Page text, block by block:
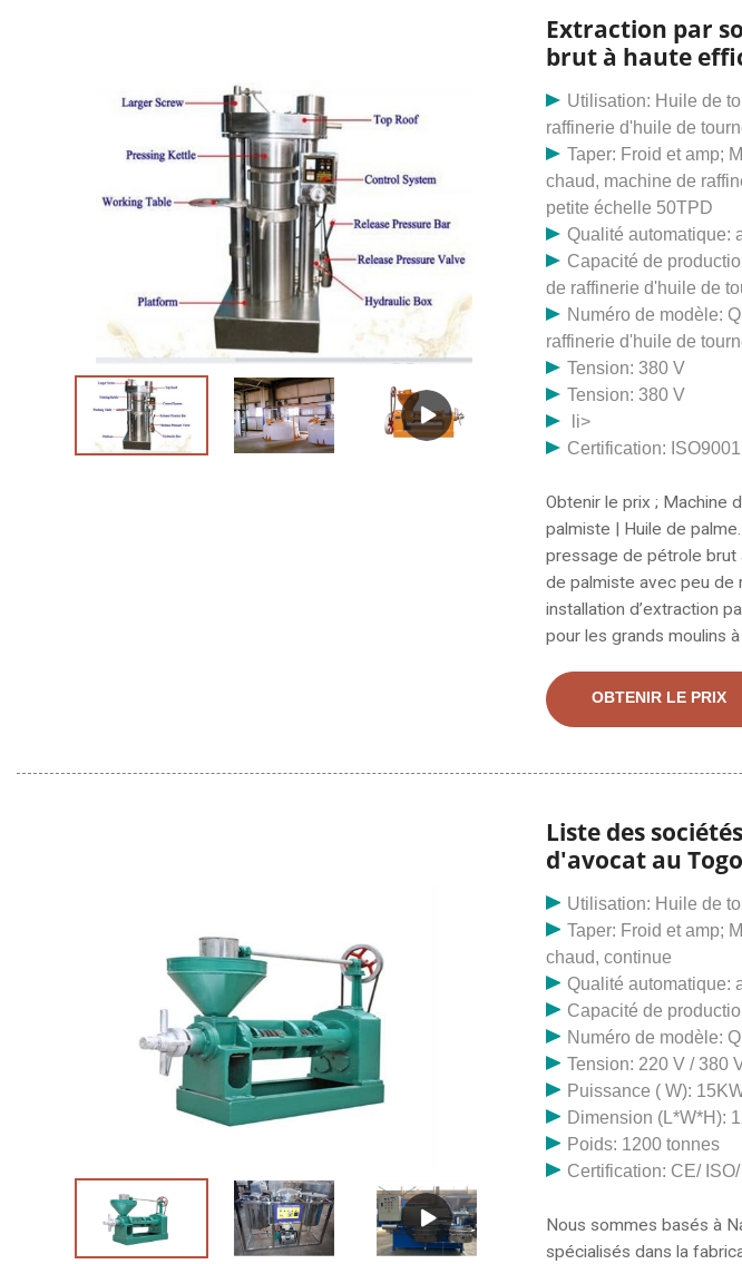
Extraction par
brut à haute
Utilisation: Huile de
raffinerie d'huile de
Taper: Froid et amp;
chaud, machine de
petite échelle 50TPD
Qualité automatique:
Capacité de
de raffinerie d'huile de
Numéro de modèle:
raffinerie d'huile de
Tension: 380 V
Tension: 380 V
li>
Certification: ISO9001
Obtenir le prix ; Machine
palmiste | Huile de
pressage de pétrole brut
de palmiste avec peu de
installation d’extraction
pour les grands moulins
échelle, il suffit de
d'huile de tournesol par
et fabricants sur
machine d'extraction
Environ 52 % d'entre
0 % sont des
d'autres machines
l’huile des graines de
sésame, du colza, des
de tournesol et d’autres
traditionnel de pressage
production industrielle de
courants suivants de
ricin. Processus complet
01. Processus de
méthodes d'extraction
distillation à la vapeur,
l'extraction par pression
La méthode d’extraction
OBTENIR LE PRIX
Liste des
d'avocat au Togo
Utilisation: Huile de
Taper: Froid et amp;
chaud, continue
Qualité automatique:
Capacité de
Numéro de modèle:
Tension: 220 V / 380
Puissance ( W):
Dimension (L*W*H):
Poids: 1200 tonnes
Certification: CE/
Nous sommes basés à
spécialisés dans la